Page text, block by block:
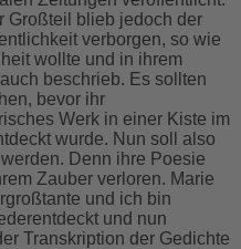
Großteil blieb jedoch der
verborgen, so wie
wollte und in ihrem
beschrieb. Es sollten
bevor ihr
Werk in einer Kiste im
wurde. Nun soll also
Denn ihre Poesie
Zauber verloren. Marie
und ich bin
und nun
Transkription der Gedichte